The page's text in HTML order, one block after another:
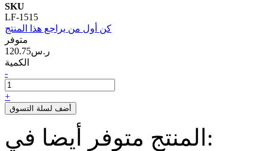
SKU
LF-1515
كن أول من يراجع هذا المنتج
متوفر
120.75ر.س‏
الكمية
-
+
أضف لسلة التسوق
المنتج متوفر أيضا في: